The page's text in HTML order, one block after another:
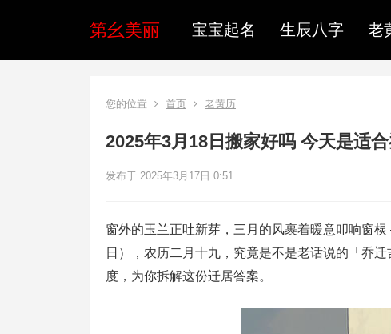
第幺美丽 宝宝起名 生辰八字 老
您的位置 首页 老黄历
2025年3月18日搬家好吗 今天是适
发布于 2025年3月17日 0:51
窗外的玉兰正吐新芽，三月的风裹着暖意叩响窗
日），农历二月十九，究竟是不是老话说的「乔
度，为你拆解这份迁居答案。